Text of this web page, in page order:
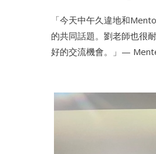
「今天中午久違地和
的共同話題。劉老師也很
好的交流機會。」—